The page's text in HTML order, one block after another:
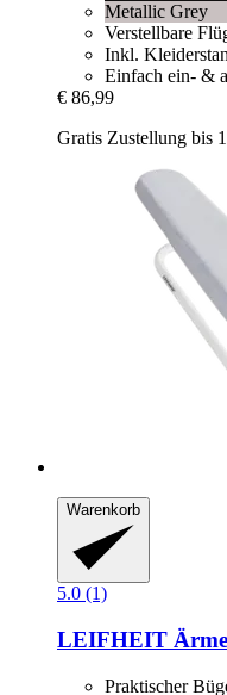
Metallic Grey
Verstellbare
Inkl.
Einfach ein- &
€ 86,99
Gratis Zustellung bis
Warenkorb
5.0 (1)
LEIFHEIT
Praktischer